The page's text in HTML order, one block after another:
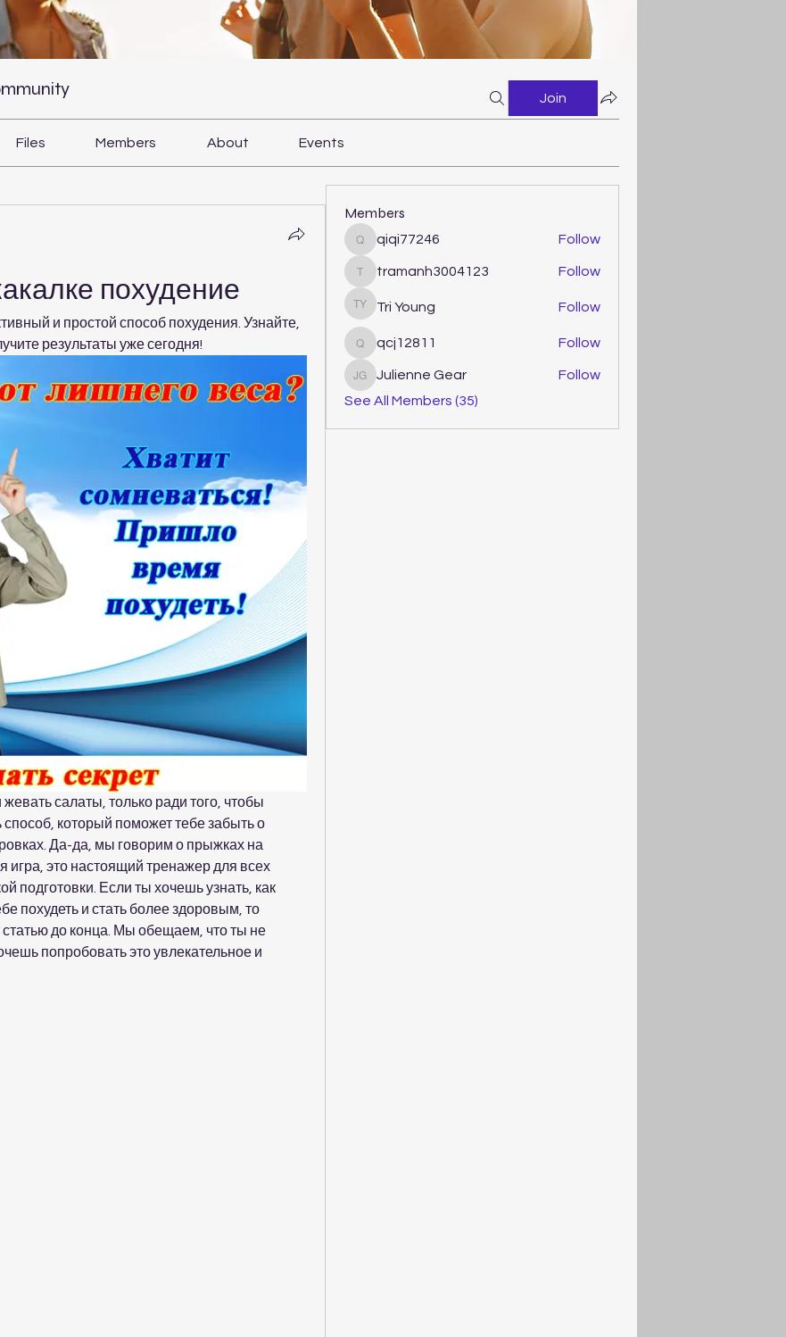
Join
Files Members About Events
похудение
и простой способ похудения. Узнайте,
результаты уже сегодня!
салаты, только ради того, чтобы
способ, который поможет тебе забыть о
Да-да, мы говорим о прыжках на
игра, это настоящий тренажер для всех
подготовки. Если ты хочешь узнать, как
похудеть и стать более здоровым, то
статью до конца. Мы обещаем, что ты не
попробовать это увлекательное и
Members
qiqi77246
qiqi77246 Follow
tramanh3004123
tramanh3004123 Follow
Tri Young
Tri Young Follow
qcj12811
qcj12811 Follow
Julienne Gear
Julienne Gear
Follow
See All Members (35)